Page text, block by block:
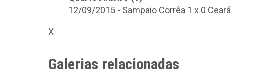
12/09/2015 - Sampaio Corrêa 1 x 0 Ceará
X
Galerias relacionadas